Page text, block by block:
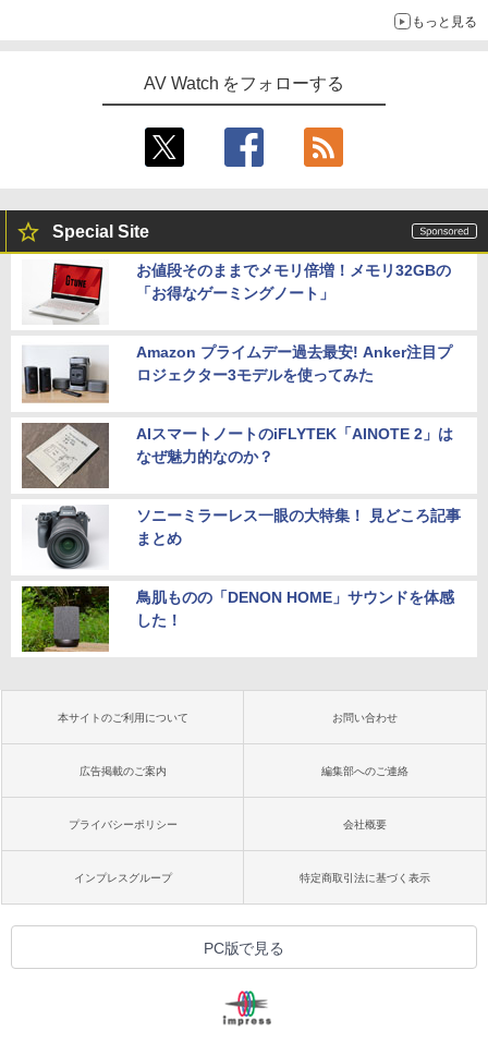
もっと見る
AV Watch をフォローする
Special Site
お値段そのままでメモリ倍増！メモリ32GBの
「お得なゲーミングノート」
Amazon プライムデー過去最安! Anker注目プ
ロジェクター3モデルを使ってみた
AIスマートノートのiFLYTEK「AINOTE 2」は
なぜ魅力的なのか？
ソニーミラーレス一眼の大特集！ 見どころ記事
まとめ
鳥肌ものの「DENON HOME」サウンドを体感
した！
本サイトのご利用について お問い合わせ
広告掲載のご案内 編集部へのご連絡
プライバシーポリシー 会社概要
インプレスグループ 特定商取引法に基づく表示
PC版で見る